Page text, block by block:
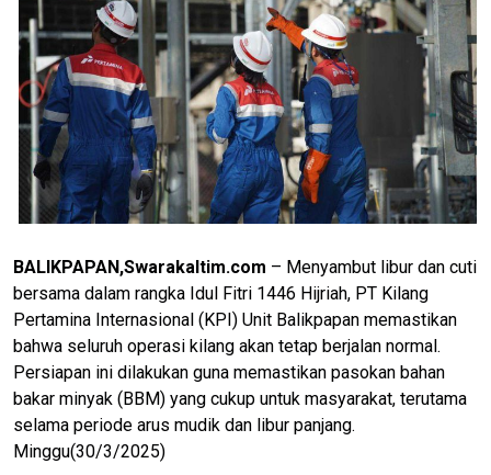
BALIKPAPAN,Swarakaltim.com – Menyambut libur dan cuti
bersama dalam rangka Idul Fitri 1446 Hijriah, PT Kilang
Pertamina Internasional (KPI) Unit Balikpapan memastikan
bahwa seluruh operasi kilang akan tetap berjalan normal.
Persiapan ini dilakukan guna memastikan pasokan bahan
bakar minyak (BBM) yang cukup untuk masyarakat, terutama
selama periode arus mudik dan libur panjang.
Minggu(30/3/2025)